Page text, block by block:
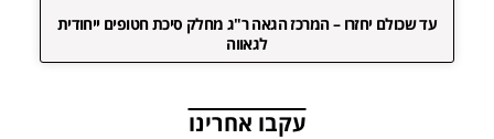
עד שכולם יחזרו – המרכז הגאה ר"ג מחלק סיכת חטופים ייחודית
לגאווה
עקבו אחרינו